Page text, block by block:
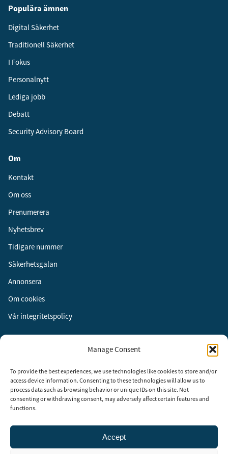
Manage Consent
To provide the best experiences, we use technologies like cookies to store and/or
access device information. Consenting to these technologies will allow us to
process data such as browsing behavior or unique IDs on this site. Not
consenting or withdrawing consent, may adversely affect certain features and
functions.
Accept
Populära ämnen
Digital Säkerhet
Traditionell Säkerhet
I Fokus
Personalnytt
Lediga jobb
Debatt
Security Advisory Board
Om
Kontakt
Om oss
Prenumerera
Nyhetsbrev
Tidigare nummer
Säkerhetsgalan
Annonsera
Om cookies
Vår integritetspolicy
Instagram
LinkedIn